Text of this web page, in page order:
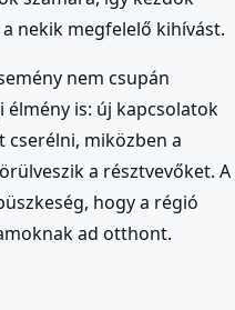
nekik megfelelő kihívást.
nem csupán
is: új kapcsolatok
miközben a
a résztvevőket. A
hogy a régió
ad otthont.